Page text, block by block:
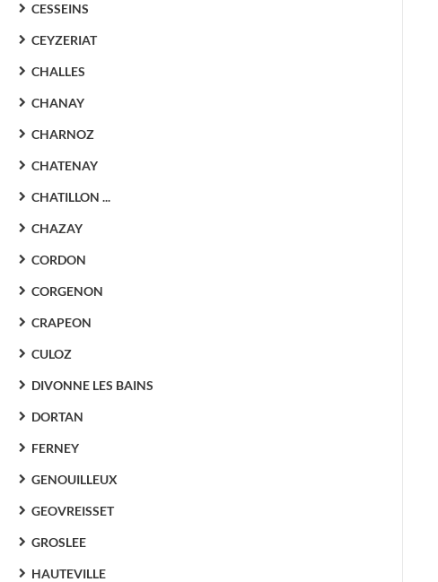
CESSEINS
CEYZERIAT
CHALLES
CHANAY
CHARNOZ
CHATENAY
CHATILLON ...
CHAZAY
CORDON
CORGENON
CRAPEON
CULOZ
DIVONNE LES BAINS
DORTAN
FERNEY
GENOUILLEUX
GEOVREISSET
GROSLEE
HAUTEVILLE